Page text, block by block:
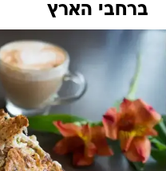
ברחבי הארץ